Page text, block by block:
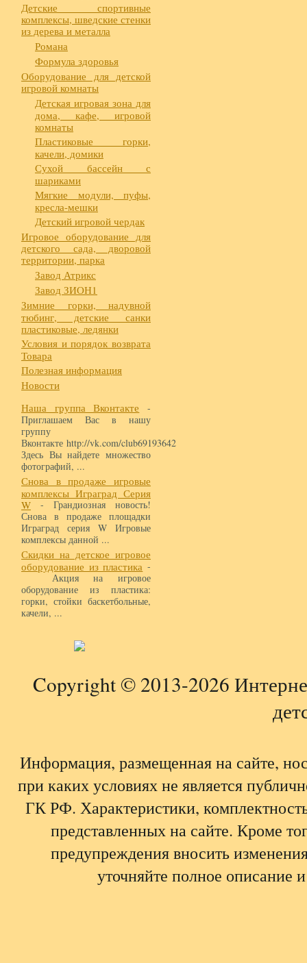
Детские спортивные
комплексы, шведские стенки
из дерева и металла
Романа
Формула здоровья
Оборудование для детской
игровой комнаты
Детская игровая зона для
дома, кафе, игровой
комнаты
Пластиковые горки,
качели, домики
Сухой бассейн с
шариками
Мягкие модули, пуфы,
кресла-мешки
Детский игровой чердак
Игровое оборудование для
детского сада, дворовой
территории, парка
Завод Атрикс
Завод ЗИОН1
Зимние горки, надувной
тюбинг, детские санки
пластиковые, ледянки
Условия и порядок возврата
Товара
Полезная информация
Новости
Наша группа Вконтакте -
Приглашаем Вас в нашу
группу
Вконтакте http://vk.com/club69193642
Здесь Вы найдете множество
фотографий, ...
Снова в продаже игровые
комплексы Играград Серия
W - Грандиозная новость!
Снова в продаже площадки
Играград серия W Игровые
комплексы данной ...
Скидки на детское игровое
оборудование из пластика -
Акция на игровое
оборудование из пластика:
горки, стойки баскетбольные,
качели, ...
Copyright © 2013-2026
Информация, размещенная на сайте,
при каких условиях не является
ГК РФ. Характеристики,
представленных на сайте. Кроме
предупреждения вносить
уточняйте полное описание